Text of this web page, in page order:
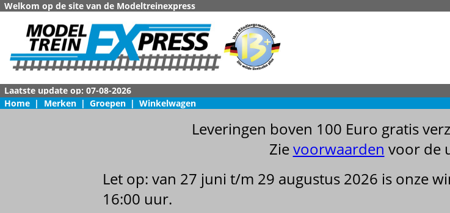
Welkom op de site van de Modeltreinexpress
Home | Merken | Groepen | Winkelwagen
Leveringen boven 100 Euro gratis
Zievoorwaarden voor de
Let op: van 27 juni t/m 29 augustus 2026 is onze
16:00 uur.